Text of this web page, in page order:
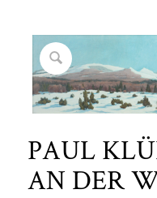
PAUL
AN DER